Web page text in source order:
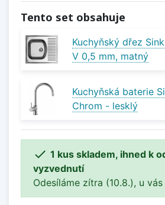
Tento set obsahuje
Kuchyňský dřez
V 0,5 mm, matný
Kuchyňská baterie
Chrom - lesklý
 1 kus skladem, ihned k
vyzvednutí
Odesíláme zítra (10.8.), u vás